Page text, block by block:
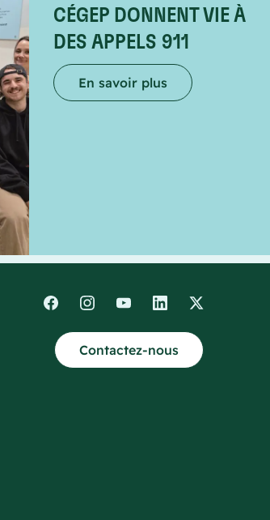
CÉGEP DONNENT VIE À
DES APPELS 911
En savoir plus
Contactez-nous